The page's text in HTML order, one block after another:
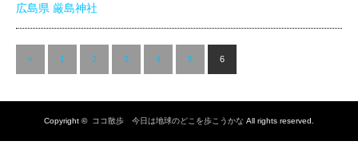
広島県 厳島神社
« 1 2 3 4 5 6
Copyright © ココ散歩 今日は地球のどこを歩こうかな All rights reserved.